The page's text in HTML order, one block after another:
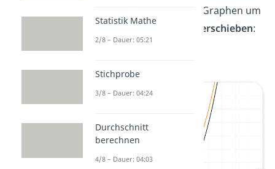
Funktionsgleichung den Graphen um
eine Einheit nach
oben verschieben:
Statistik Mathe
2/8 – Dauer: 05:21
Stichprobe
3/8 – Dauer: 04:24
Durchschnitt
berechnen
4/8 – Dauer: 04:03